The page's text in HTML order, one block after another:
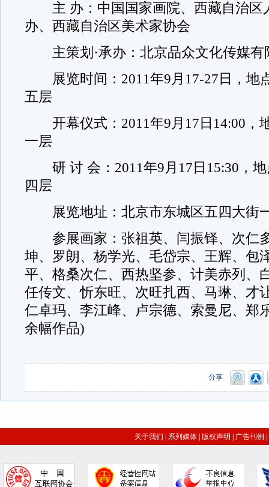
主 办：中国国家画院、西藏自治区
办、西藏自治区美术家协会
主策划·承办：北京品众文化传媒有
展览时间：2011年9月17-27日，地
五层
开幕仪式：2011年9月17日14:00，
一层
研 讨 会：2011年9月17日15:30，地
四层
展览地址：北京市东城区五四大街
参展画家：张祖英、闫振铎、次仁
坤、罗朗、杨学光、毛岱宗、王辉、包
平、格桑次仁、西热坚参、计美赤列、
任传文、忻东旺、次旺扎西、马琳、才
仁卓玛、李江峰、卢宗德、索曼尼、郑
余幅作品)
分享
关于我们 系列媒体 版权声明 广告刊例